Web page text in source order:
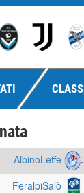
AlbinoLeffe
FeralpiSalò